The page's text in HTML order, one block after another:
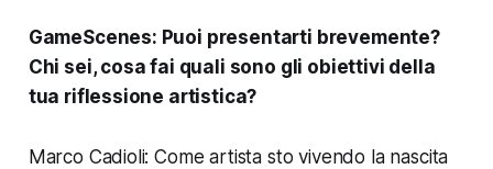
GameScenes: Puoi presentarti brevemente?
Chi sei, cosa fai quali sono gli obiettivi della
tua riflessione artistica?
Marco Cadioli: Come artista sto vivendo la nascita